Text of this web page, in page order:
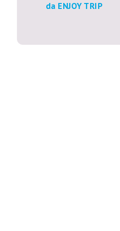
da ENJOY TRIP